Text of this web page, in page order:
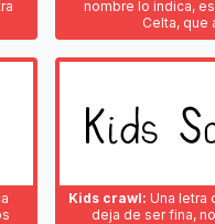
nombre lo indica,
Celta, que
Kids crawl: Una letra
deja de ser fina,